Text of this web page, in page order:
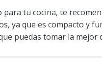
tu cocina, te
ya que es compacto y
puedas tomar la mejor